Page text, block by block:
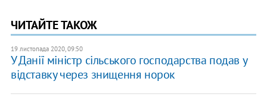
ЧИТАЙТЕ ТАКОЖ
19 листопада 2020, 09:50
У Данії міністр сільського господарства подав у
відставку через знищення норок